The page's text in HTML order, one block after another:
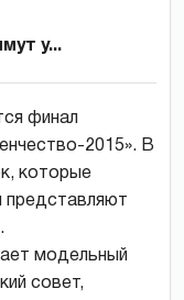
у...
финал
2015». В
которые
представляют
модельный
совет,